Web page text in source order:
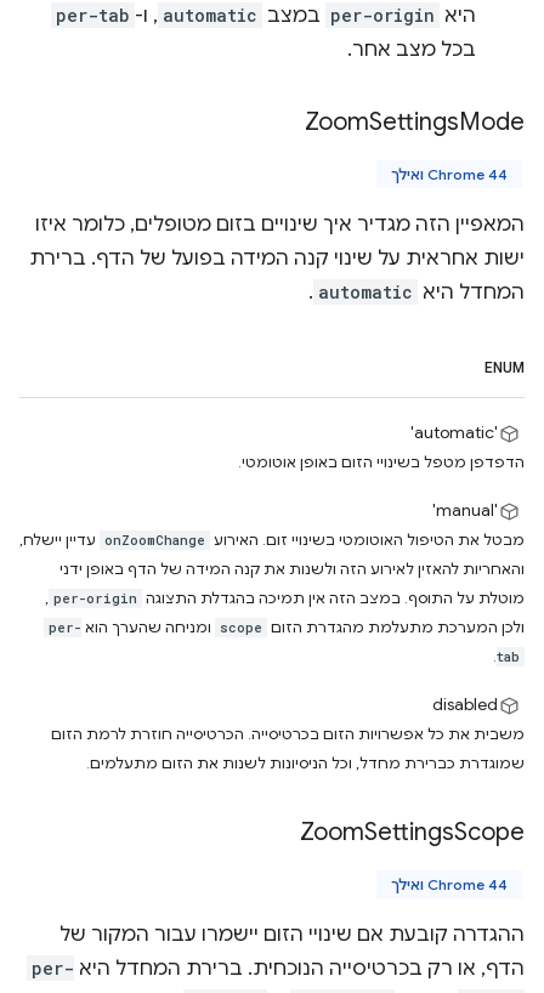
היא per-origin במצב automatic , ו- per-tab
בכל מצב אחר.
ZoomSettingsMode
Chrome 44 ואילך
המאפיין הזה מגדיר איך שינויים בזום מטופלים, כלומר איזו
ישות אחראית על שינוי קנה המידה בפועל של הדף. ברירת
המחדל היא automatic
.
ENUM
'automatic'
הדפדפן מטפל בשינויי הזום באופן אוטומטי.
'manual'
מבטל את הטיפול האוטומטי בשינויי זום. האירוע onZoomChange עדיין יישלח,
והאחריות להאזין לאירוע הזה ולשנות את קנה המידה של הדף באופן ידני
מוטלת על התוסף. במצב הזה אין תמיכה בהגדלת התצוגה per-origin
,
ולכן המערכת מתעלמת מהגדרת הזום scope ומניחה שהערך הוא per-
tab
.
disabled
משבית את כל אפשרויות הזום בכרטיסייה. הכרטיסייה חוזרת לרמת הזום
שמוגדרת כברירת מחדל, וכל הניסיונות לשנות את הזום מתעלמים.
ZoomSettingsScope
Chrome 44 ואילך
ההגדרה קובעת אם שינויי הזום יישמרו עבור המקור של
הדף, או רק בכרטיסייה הנוכחית. ברירת המחדל היא per-